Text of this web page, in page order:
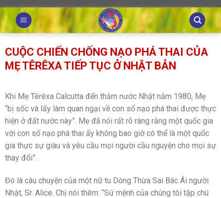
Skip
to
content
CUỘC CHIẾN CHỐNG NẠO PHÁ THAI CỦA
MẸ TÊRÊXA TIẾP TỤC Ở NHẬT BẢN
Khi Mẹ Têrêxa Calcutta đến thăm nước Nhật năm 1980, Mẹ
“bị sốc và lấy làm quan ngại về con số nạo phá thai được thực
hiện ở đất nước này”. Mẹ đã nói rất rõ ràng rằng một quốc gia
với con số nạo phá thai ấy không bao giờ có thể là một quốc
gia thực sự giàu và yêu cầu mọi người cầu nguyện cho mọi sự
thay đổi”.
Đó là câu chuyện của một nữ tu Dòng Thừa Sai Bác Ái người
Nhật, Sr. Alice. Chị nói thêm: “Sứ mệnh của chúng tôi tập chú